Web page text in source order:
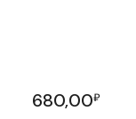
680,00₽